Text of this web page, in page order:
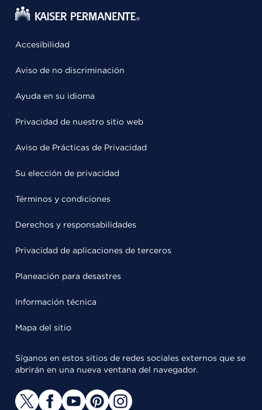
Accesibilidad
Aviso de no discriminación
Ayuda en su idioma
Privacidad de nuestro sitio web
Aviso de Prácticas de Privacidad
Su elección de privacidad
Términos y condiciones
Derechos y responsabilidades
Privacidad de aplicaciones de terceros
Planeación para desastres
Información técnica
Mapa del sitio
Síganos en estos sitios de redes sociales externos que se
abrirán en una nueva ventana del navegador.